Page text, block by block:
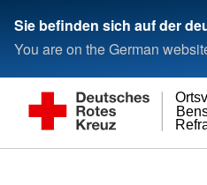
Sie befinden sich auf der
You are on the German